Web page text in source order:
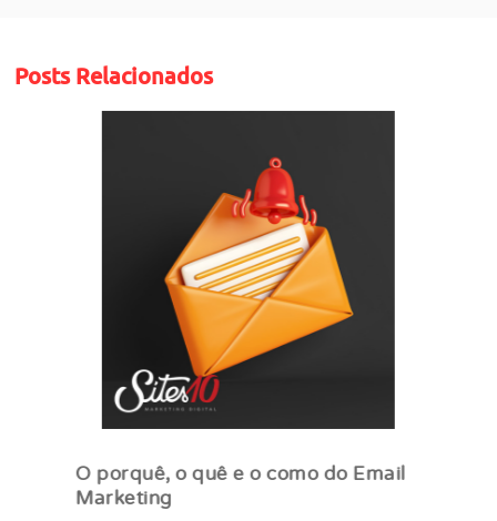
Posts Relacionados
O porquê, o quê e o como do Email
Marketing